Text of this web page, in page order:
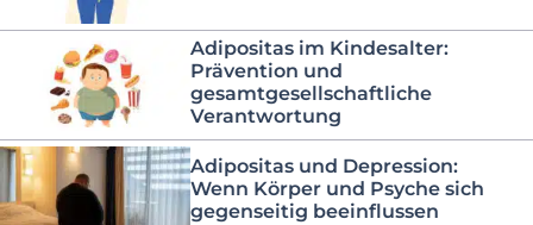
Adipositas im Kindesalter:
Prävention und
gesamtgesellschaftliche
Verantwortung
Adipositas und Depression:
Wenn Körper und Psyche sich
gegenseitig beeinflussen